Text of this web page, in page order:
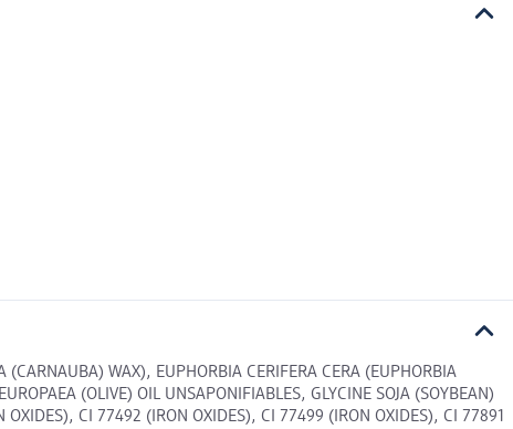
(CARNAUBA) WAX), EUPHORBIA CERIFERA CERA (EUPHORBIA
(OLIVE) OIL UNSAPONIFIABLES, GLYCINE SOJA (SOYBEAN)
OXIDES), CI 77492 (IRON OXIDES), CI 77499 (IRON OXIDES), CI 77891